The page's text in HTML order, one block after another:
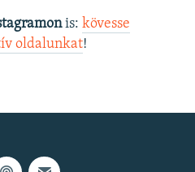
is: kövesse
oldalunkat! ​